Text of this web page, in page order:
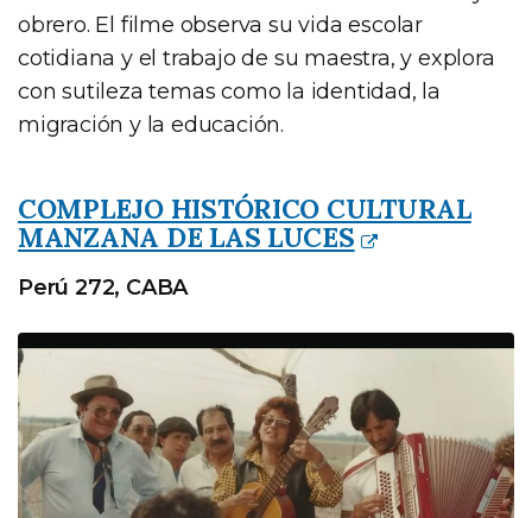
obrero. El filme observa su vida escolar
cotidiana y el trabajo de su maestra, y explora
con sutileza temas como la identidad, la
migración y la educación.
COMPLEJO HISTÓRICO CULTURAL
MANZANA DE LAS LUCES
Perú 272, CABA